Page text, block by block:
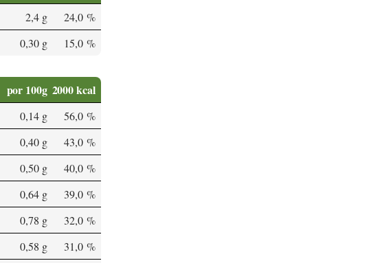
2,4 g
24,0 %
0,30 g 15,0 %
por 100g 2000 kcal
0,14 g
56,0 %
0,40 g
43,0 %
0,50 g
40,0 %
0,64 g
39,0 %
0,78 g
32,0 %
0,58 g
31,0 %